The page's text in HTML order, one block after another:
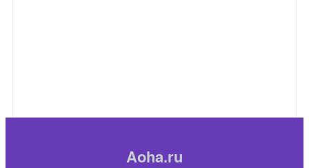
Aoha.ru